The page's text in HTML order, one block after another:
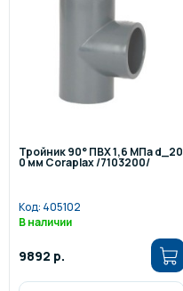
Тройник 90° ПВХ 1,6 МПа d_20
0 мм Coraplax /7103200/
Код: 405102
В наличии
9892 р.